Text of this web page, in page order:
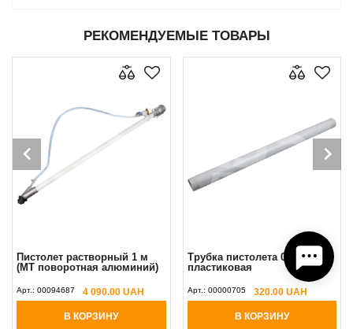
РЕКОМЕНДУЕМЫЕ ТОВАРЫ
Пистолет растворный 1 м
(MT поворотная алюминий)
Арт.: 00094687 4 090.00 UAH
В КОРЗИНУ
Трубка пистолета 0,5 м
пластиковая
Арт.: 00000705 320.00 UAH
В КОРЗИНУ